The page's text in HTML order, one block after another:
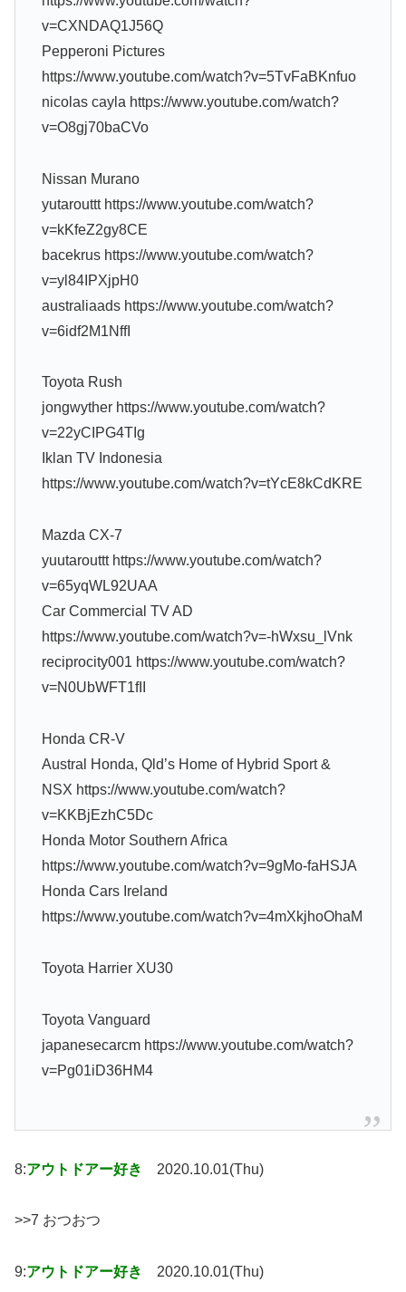
v=CXNDAQ1J56Q
Pepperoni Pictures
https://www.youtube.com/watch?v=5TvFaBKnfuo
nicolas cayla https://www.youtube.com/watch?
v=O8gj70baCVo
Nissan Murano
yutarouttt https://www.youtube.com/watch?
v=kKfeZ2gy8CE
bacekrus https://www.youtube.com/watch?
v=yl84IPXjpH0
australiaads https://www.youtube.com/watch?
v=6idf2M1NffI
Toyota Rush
jongwyther https://www.youtube.com/watch?
v=22yCIPG4TIg
Iklan TV Indonesia
https://www.youtube.com/watch?v=tYcE8kCdKRE
Mazda CX-7
yuutarouttt https://www.youtube.com/watch?
v=65yqWL92UAA
Car Commercial TV AD
https://www.youtube.com/watch?v=-hWxsu_lVnk
reciprocity001 https://www.youtube.com/watch?
v=N0UbWFT1fII
Honda CR-V
Austral Honda, Qld’s Home of Hybrid Sport &
NSX https://www.youtube.com/watch?
v=KKBjEzhC5Dc
Honda Motor Southern Africa
https://www.youtube.com/watch?v=9gMo-faHSJA
Honda Cars Ireland
https://www.youtube.com/watch?v=4mXkjhoOhaM
Toyota Harrier XU30
Toyota Vanguard
japanesecarcm https://www.youtube.com/watch?
v=Pg01iD36HM4
8:アウトドアー好き 2020.10.01(Thu)
>>7 おつおつ
9:アウトドアー好き 2020.10.01(Thu)